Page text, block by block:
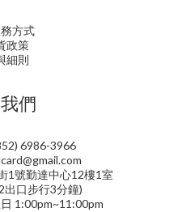
方式
政策
細則
們
6986-3966
1號勤達中心12樓1室
出口步行3分鐘)
1:00pm~11:00pm